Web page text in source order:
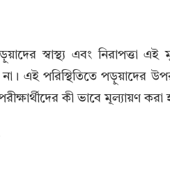
স্বাস্থ্য এবং নিরাপত্তা
এই পরিস্থিতিতে পড়ুয়াদের
কী ভাবে মূল্যায়ণ